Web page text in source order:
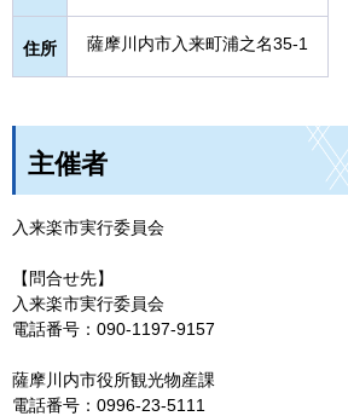
住所 薩摩川内市入来町浦之名35-1
主催者
入来楽市実行委員会
【問合せ先】
入来楽市実行委員会
電話番号：090-1197-9157
薩摩川内市役所観光物産課
電話番号：0996-23-5111